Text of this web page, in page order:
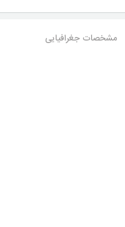
مشخصات جغرافیایی